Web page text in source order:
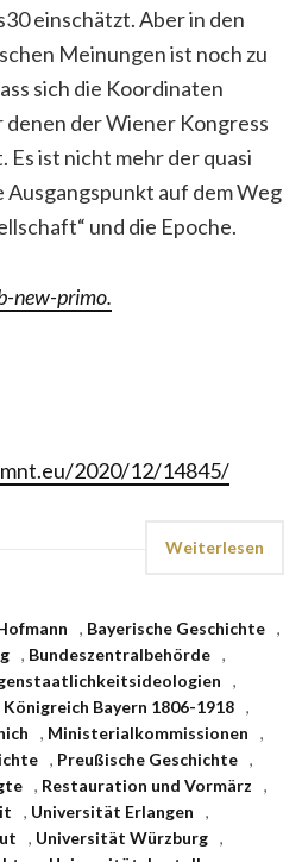
einschätzt. Aber in den
Meinungen ist noch zu
sich die Koordinaten
der Wiener Kongress
ist nicht mehr der quasi
auf dem Weg
und die Epoche.
new-primo.
2020/12/14845/
Weiterlesen
, Bayerische Geschichte ,
, Bundeszentralbehörde
,
,
Königreich Bayern 1806-1918 ,
, Ministerialkommissionen
,
, Preußische Geschichte ,
, Restauration und Vormärz
,
, Universität Erlangen
,
, Universität Würzburg
,